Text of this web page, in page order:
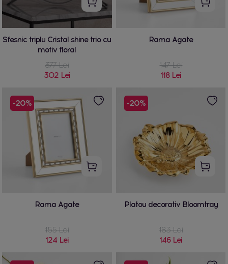
Sfesnic triplu Cristal shine trio cu
motiv floral
377 Lei
302 Lei
Rama Agate
147 Lei
118 Lei
-20%
Rama Agate
155 Lei
124 Lei
-20%
Platou decorativ Bloomtray
183 Lei
146 Lei